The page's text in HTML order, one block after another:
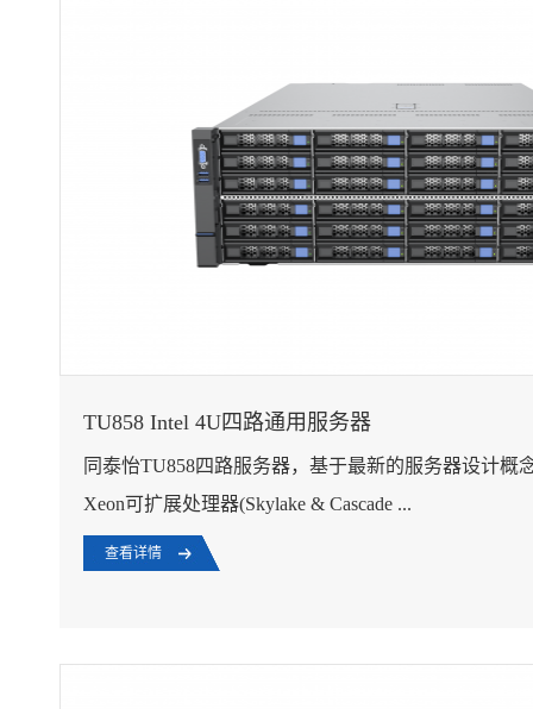
TU858 Intel 4U四路通用服务器
同泰怡TU858四路服务器，基于最新的服务器设计概
Xeon可扩展处理器(Skylake & Cascade ...
查看详情